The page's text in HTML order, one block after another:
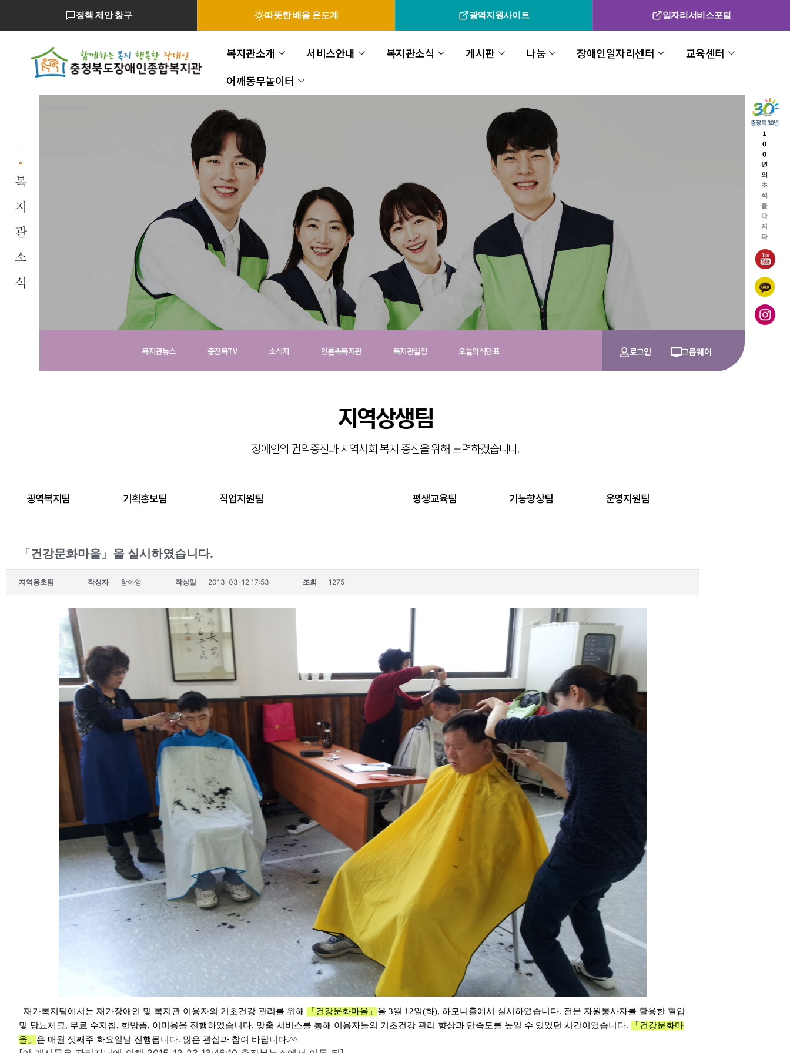
정책 제안 창구 따뜻한 배움 온도계 광역지원사이트 일자리서비스포털
복지관소개 서비스안내 복지관소식 게시판 나눔 장애인일자리센터
교육센터
어깨동무놀이터
장애인의 복지
늘 처음의 마음으로 장애인 재활과 지역사
복지관뉴스 충장복TV 소식지 언론속복지관 복지관일정 오늘의식단표 로그인 그룹웨어
지역상생팀
장애인의 권익증진과 지역사회 복지 증진을 위해 노력하겠습니다.
광역복지팀 기획홍보팀 직업지원팀 평생교육팀 기능향상팀 운영지원팀
「건강문화마을」을 실시하였습니다.
지역옹호팀 작성자 함아영 작성일 2013-03-12 17:53 조회 1275
재가복지팀에서는 재가장애인 및 복지관 이용자의 기초건강 관리를 위해 「건강문화마을」 을 3월 12일(화), 하모니홀에서 실시하였습니다. 전문 자원봉사자를 활용한 혈압
및 당뇨체크, 무료 수지침, 한방뜸, 이미용을 진행하였습니다. 맞춤 서비스를 통해 이용자들의 기초건강 관리 향상과 만족도를 높일 수 있었던 시간이었습니다.
「건강문화마
을」 은 매월 셋째주 화요일날 진행됩니다. 많은 관심과 참여 바랍니다.^^